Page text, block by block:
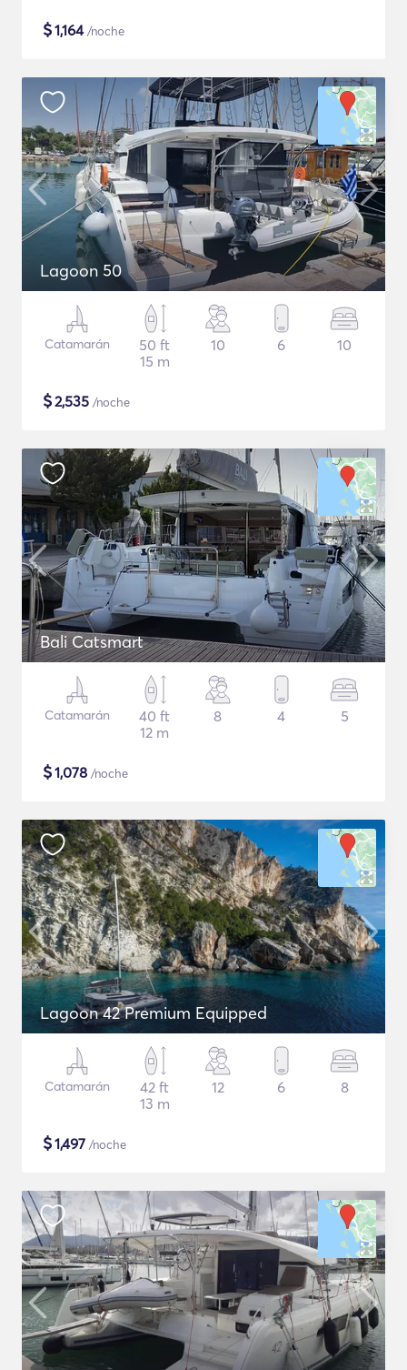
$1,164/noche
Lagoon 50
Catamarán
50 ft
15 m
10 6 10
$2,535 /noche
Bali Catsmart
Catamarán
40 ft
12 m
8 4 5
$1,078 /noche
Lagoon 42 Premium Equipped
Catamarán
42 ft
13 m
12 6 8
$1,497 /noche